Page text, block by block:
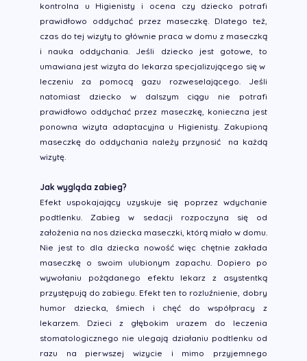
kontrolna u Higienisty i ocena czy dziecko potrafi
prawidłowo oddychać przez maseczkę. Dlatego też,
czas do tej wizyty to głównie praca w domu z maseczką
i nauka oddychania. Jeśli dziecko jest gotowe, to
umawiana jest wizyta do lekarza specjalizującego się w
leczeniu za pomocą gazu rozweselającego. Jeśli
natomiast dziecko w dalszym ciągu nie potrafi
prawidłowo oddychać przez maseczkę, konieczna jest
ponowna wizyta adaptacyjna u Higienisty. Zakupioną
maseczkę do oddychania należy przynosić na każdą
wizytę.
Jak wygląda zabieg?
Efekt uspokajający uzyskuje się poprzez wdychanie
podtlenku. Zabieg w sedacji rozpoczyna się od
założenia na nos dziecka maseczki, którą miało w domu.
Nie jest to dla dziecka nowość więc chętnie zakłada
maseczkę o swoim ulubionym zapachu. Dopiero po
wywołaniu pożądanego efektu lekarz z asystentką
przystępują do zabiegu. Efekt ten to rozluźnienie, dobry
humor dziecka, śmiech i chęć do współpracy z
lekarzem. Dzieci z głębokim urazem do leczenia
stomatologicznego nie ulegają działaniu podtlenku od
razu na pierwszej wizycie i mimo przyjemnego